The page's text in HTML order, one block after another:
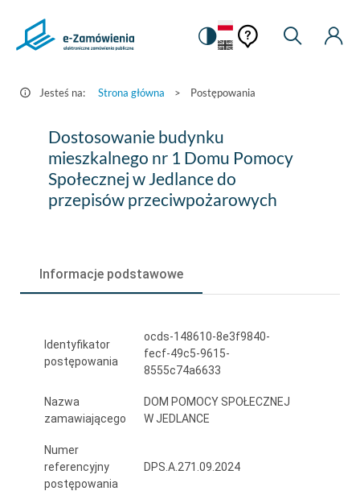
Postępowania
Zamówienia.gov.pl
Zmiana
na
kontrastową
Pomoc
kontekstowa
Pomoc
Moje
Jesteś na: Strona główna > Postępowania
Dostosowanie
budynku
mieszkalnego
Domu
Pomocy
do
przeciwpożarowych
Dostosowanie budynku
mieszkalnego nr 1 Domu Pomocy
Społecznej w Jedlance do
przepisów przeciwpożarowych
Informacje podstawowe
Identyfikator
postępowania
ocds-148610-8e3f9840-
fecf-49c5-9615-
8555c74a6633
Nazwa
zamawiającego
DOM POMOCY SPOŁECZNEJ
W JEDLANCE
Numer
referencyjny
postępowania
DPS.A.271.09.2024